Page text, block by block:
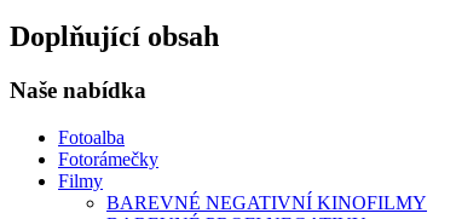
Doplňující obsah
Naše nabídka
Fotoalba
Fotorámečky
Filmy
BAREVNÉ NEGATIVNÍ KINOFILMY